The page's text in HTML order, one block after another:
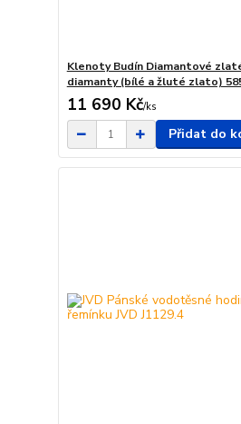
Klenoty Budín Diamantové
diamanty (bílé a žluté zlato)
11 690 Kč/ks
Přidat do